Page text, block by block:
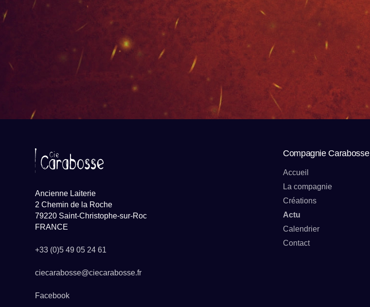
Ancienne Laiterie
2 Chemin de la Roche
79220 Saint-Christophe-sur-Roc
FRANCE
+33 (0)5 49 05 24 61
ciecarabosse@ciecarabosse.fr
Facebook
Compagnie Carabosse
Accueil
La compagnie
Créations
Actu
Calendrier
Contact